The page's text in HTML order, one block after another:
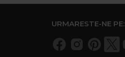
URMARESTE-NE PE: